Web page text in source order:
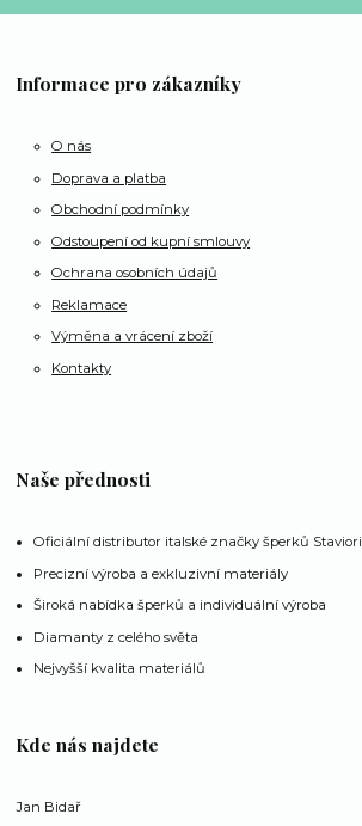
Informace pro zákazníky
O nás
Doprava a platba
Obchodní podmínky
Odstoupení od kupní smlouvy
Ochrana osobních údajů
Reklamace
Výměna a vrácení zboží
Kontakty
Naše přednosti
Oficiální distributor italské značky šperků Staviori
Precizní výroba a exkluzivní materiály
Široká nabídka šperků a individuální výroba
Diamanty z celého světa
Nejvyšší kvalita materiálů
Kde nás najdete
Jan Bidař